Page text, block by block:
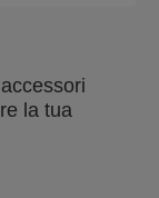
la tua